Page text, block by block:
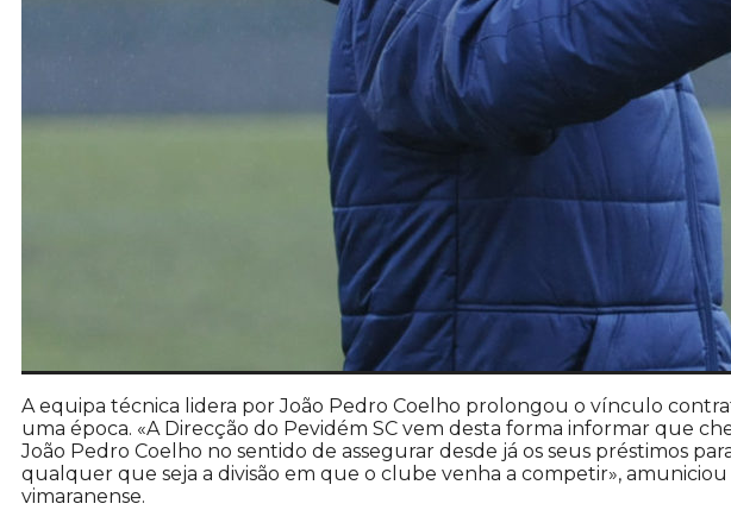
A equipa técnica lidera por João Pedro Coelho prolongou o vínculo
uma época. «A Direcção do Pevidém SC vem desta forma informar que
João Pedro Coelho no sentido de assegurar desde já os seus préstimos
qualquer que seja a divisão em que o clube venha a competir»,
vimaranense.